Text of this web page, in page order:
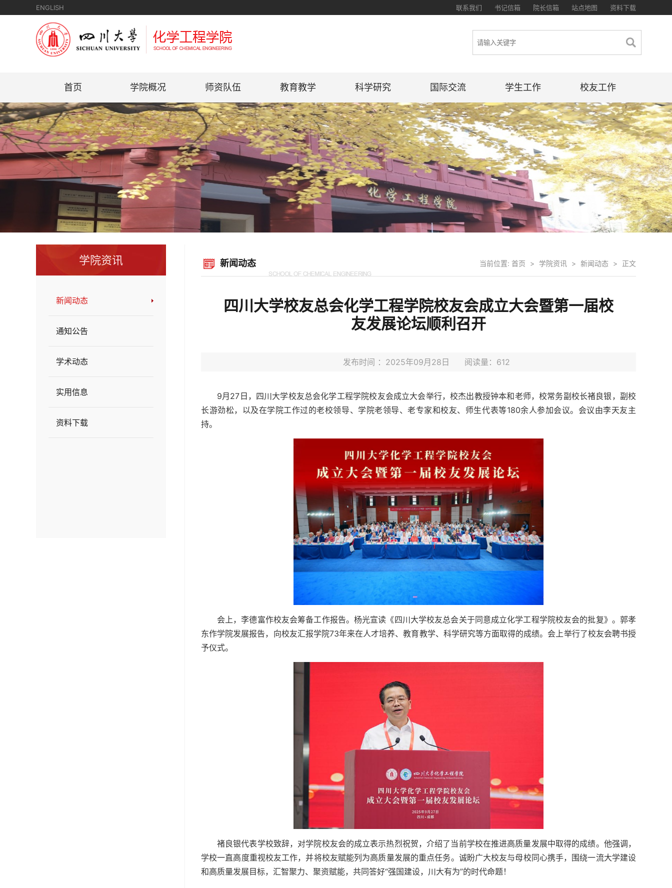
ENGLISH 资料下载
站点地图
院长信箱
书记信箱
联系我们
首页 学院概况 师资队伍 教育教学 科学研究 国际交流 学生工作 校友工作
学院资讯
新闻动态
通知公告
学术动态
实用信息
资料下载
新闻动态 当前位置: 首页 > 学院资讯 > 新闻动态 > 正文
四川大学校友总会化学工程学院校友会成立大会暨第一届校
友发展论坛顺利召开
发布时间 ：2025年09月28日 阅读量： 612
9月27日，四川大学校友总会化学工程学院校友会成立大会举行，校杰出教授钟本和老师，校常务副校长褚良银，副校
长游劲松，以及在学院工作过的老校领导、学院老领导、老专家和校友、师生代表等180余人参加会议。会议由李天友主
持。
会上，李德富作校友会筹备工作报告。杨光宣读《四川大学校友总会关于同意成立化学工程学院校友会的批复》。郭孝
东作学院发展报告，向校友汇报学院73年来在人才培养、教育教学、科学研究等方面取得的成绩。会上举行了校友会聘书授
予仪式。
褚良银代表学校致辞，对学院校友会的成立表示热烈祝贺，介绍了当前学校在推进高质量发展中取得的成绩。他强调，
学校一直高度重视校友工作，并将校友赋能列为高质量发展的重点任务。诚盼广大校友与母校同心携手，围绕一流大学建设
和高质量发展目标，汇智聚力、聚资赋能，共同答好“强国建设，川大有为”的时代命题！